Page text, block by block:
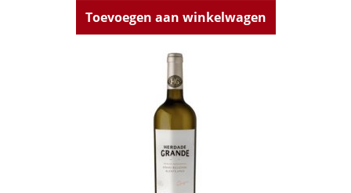
Toevoegen aan winkelwagen